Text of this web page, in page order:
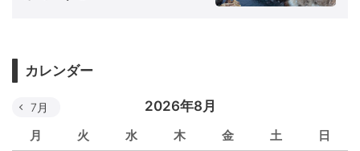
カレンダー
2026年8月
月 火 水 木 金 土 日
7月